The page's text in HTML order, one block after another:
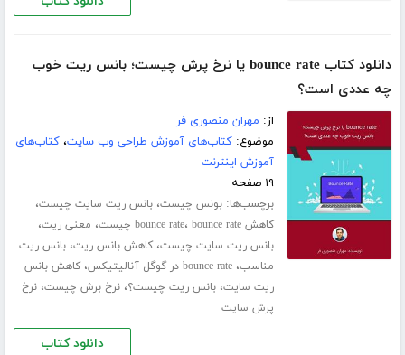
دانلود کتاب bounce rate یا نرخ پرش چیست؛ بانس ریت خوب
چه عددی است؟
از: مهران منصوری فر
موضوع:کتاب‌های آموزش طراحی وب سایت،کتاب‌های
آموزش اینترنت
۱۹ صفحه
برچسب‌ها:بونس چیست،بانس ریت سایت چیست،
کاهش bounce rate ، bounce rate چیست ، معنی ریت،
بانس ریت سایت چیست،کاهش بانس ریت،بانس ریت
مناسب،bounce rate در گوگل آنالیتیکس ،کاهش بانس
ریت سایت،بانس ریت چیست؟،نرخ برش چیست،نرخ
پرش سایت
دانلود کتاب